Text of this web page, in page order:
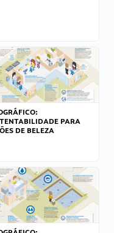
PARA
DE BELEZA